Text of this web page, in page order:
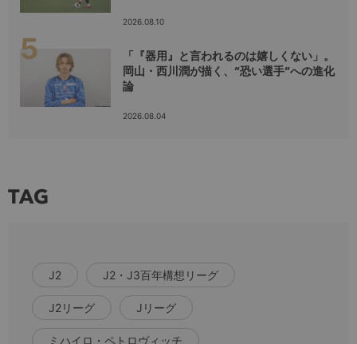
2026.08.10
「『器用』と言われるのは嬉しくない」。
岡山・西川潤が描く、”恐い選手”への進化
論
2026.08.04
TAG
J2 J2・J3百年構想リーグ
J2リーグ Jリーグ
ミハイロ・ペトロヴィッチ